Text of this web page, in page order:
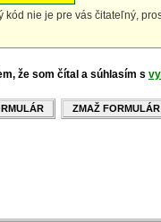
kód nie je pre vás čitateľný,
že som čítal a súhlasím s
ZMAŽ FORMULÁR